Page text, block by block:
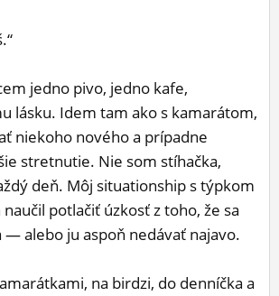
jedno pivo, jedno kafe,
lásku. Idem tam ako s kamarátom,
niekoho nového a prípadne
stretnutie. Nie som stíhačka,
deň. Môj situationship s týpkom
potlačiť úzkosť z toho, že sa
— alebo ju aspoň nedávať najavo.
na birdzi, do denníčka a